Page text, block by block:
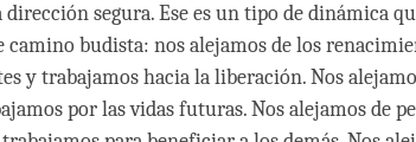
segura. Ese es un tipo de dinámica
camino budista: nos alejamos de los
y trabajamos hacia la liberación. Nos
por las vidas futuras. Nos alejamos de